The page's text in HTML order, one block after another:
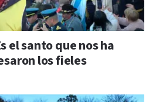
el santo que nos ha
los fieles